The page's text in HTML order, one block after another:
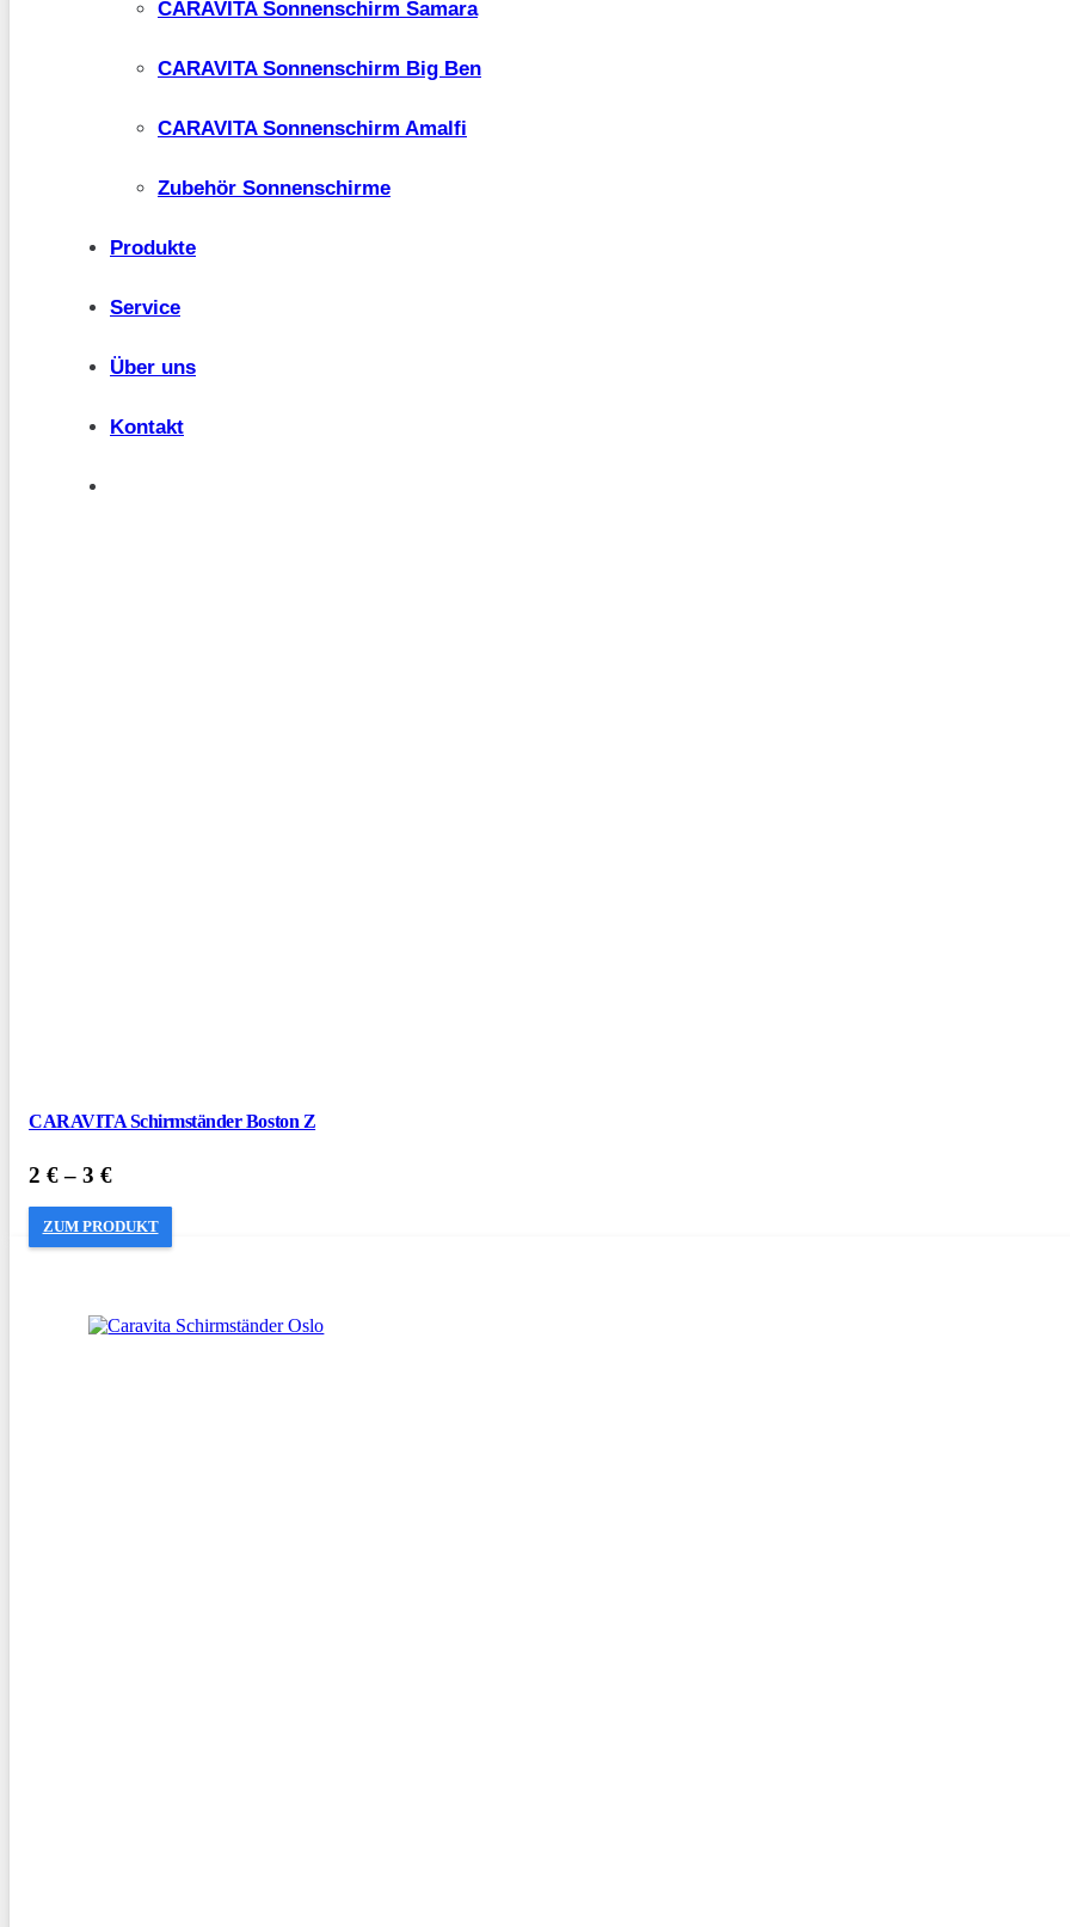
CARAVITA Sonnenschirm Samara
CARAVITA Sonnenschirm Big Ben
CARAVITA Sonnenschirm Amalfi
Zubehör Sonnenschirme
Produkte
Service
Über uns
Kontakt
CARAVITA Schirmständer Boston Z
2 €– 3 €
ZUM PRODUKT